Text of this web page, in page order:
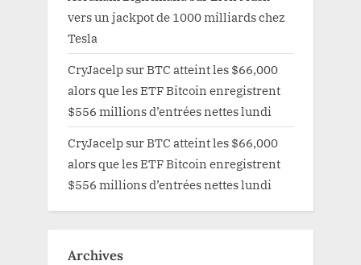
vers un jackpot de 1000 milliards chez
Tesla
CryJacelp surBTC atteint les $66,000
alors que les ETF Bitcoin enregistrent
$556 millions d’entrées nettes lundi
CryJacelp surBTC atteint les $66,000
alors que les ETF Bitcoin enregistrent
$556 millions d’entrées nettes lundi
Archives